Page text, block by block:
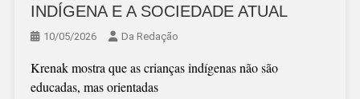
INDÍGENA E A SOCIEDADE ATUAL
10/05/2026 Da Redação
Krenak mostra que as crianças indígenas não são
educadas, mas orientadas